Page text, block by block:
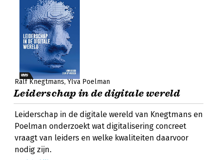
Ralf Knegtmans Ylva Poelman
Leiderschap in de digitale wereld
Leiderschap in de digitale wereld van Knegtmans en
Poelman onderzoekt wat digitalisering concreet
vraagt van leiders en welke kwaliteiten daarvoor
nodig zijn.